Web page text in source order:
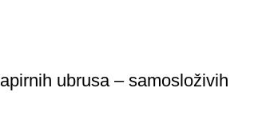
ubrusa – samosloživih